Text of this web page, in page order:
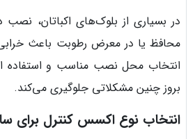
در بسیاری از بلوک‌های اکباتان،
محافظ یا در معرض رطوبت باعث
انتخاب محل نصب مناسب و استفاده از
بروز چنین مشکلاتی جلوگیری می‌کند.
انتخاب نوع اکسس کنترل برای